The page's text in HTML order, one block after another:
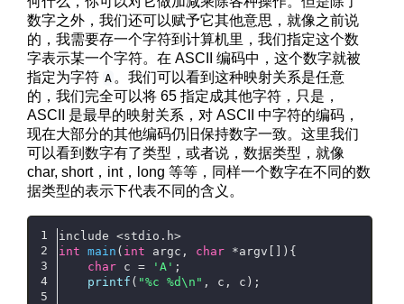
数字之外，我们还可以赋予它其他意思，就像之前说
的，我需要存一个字符到计算机里，我们指定这个数
字表示某一个字符。在 ASCII 编码中，这个数字就被
指定为字符 A 。我们可以看到这种映射关系是任意
的，我们完全可以将 65 指定成其他字符，只是，
ASCII 是最早的映射关系，对 ASCII 中字符的编码，
现在大部分的其他编码仍旧保持数字一致。这里我们
可以看到数字有了类型，或者说，数据类型，就像
char, short，int，long 等等，同样一个数字在不同的数
据类型的表示下代表不同的含义。
include <stdio.h>
int
main ( int argc, char *argv[]) {
char c = 'A' ;
printf ( "%c %d\n" , c, c);